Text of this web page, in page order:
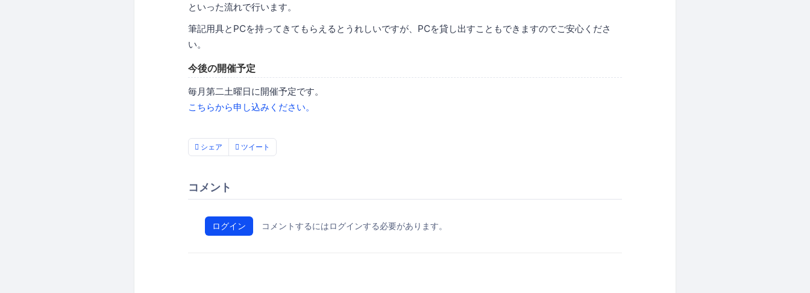
といった流れで行います。
筆記用具とPCを持ってきてもらえるとうれしいですが、PCを貸し出すこともできますのでご安心くださ
い。
今後の開催予定
毎月第二土曜日に開催予定です。
こちらから申し込みください。
シェア ツイート
コメント
ログイン コメントするにはログインする必要があります。